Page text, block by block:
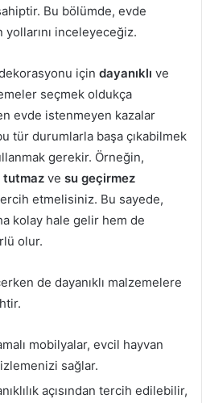
Bu bölümde, evde
inceleyeceğiz.
için dayanıklı ve
seçmek oldukça
evde istenmeyen kazalar
tür durumlarla başa çıkabilmek
gerekir. Örneğin,
tutmaz ve su geçirmez
etmelisiniz. Bu sayede,
kolay hale gelir hem de
olur.
de dayanıklı malzemelere
mobilyalar, evcil hayvan
sağlar.
açısından tercih edilebilir,